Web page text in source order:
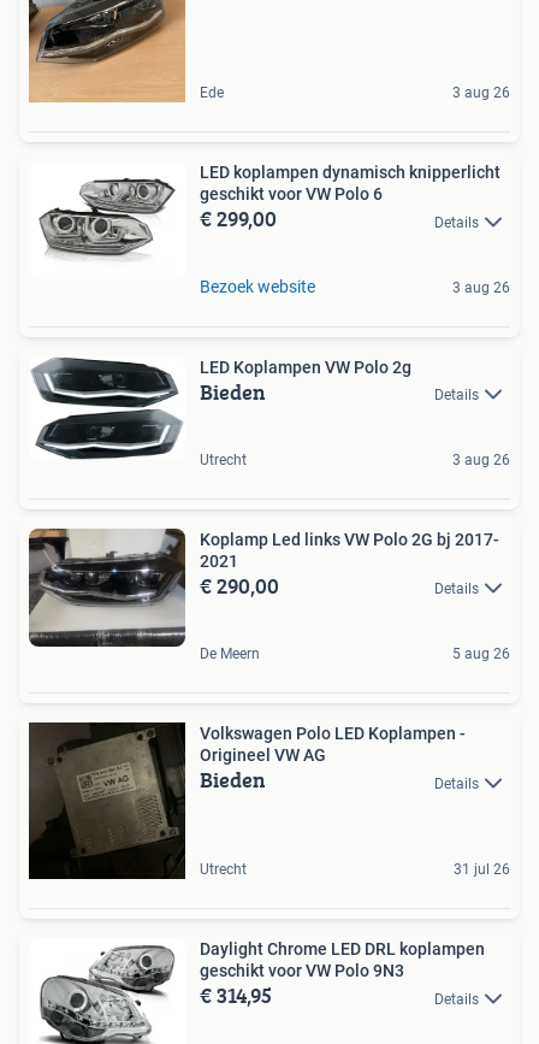
Ede 3 aug 26
LED koplampen dynamisch knipperlicht
geschikt voor VW Polo 6
€ 299,00 Details
Bezoek website 3 aug 26
LED Koplampen VW Polo 2g
Bieden Details
Utrecht 3 aug 26
Koplamp Led links VW Polo 2G bj 2017-
2021
€ 290,00 Details
De Meern 5 aug 26
Volkswagen Polo LED Koplampen -
Origineel VW AG
Bieden Details
Utrecht 31 jul 26
Daylight Chrome LED DRL koplampen
geschikt voor VW Polo 9N3
€ 314,95 Details